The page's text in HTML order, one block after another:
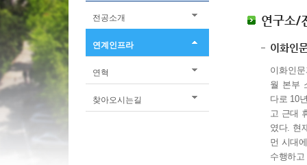
전공소개
연계인프라
연혁
찾아오시는길
연구소/
이화인
이화인
월 본부
다로 10
고 근대
였다. 현
먼 시대
수행하고